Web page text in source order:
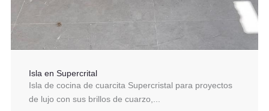
Isla en Supercrital
Isla de cocina de cuarcita Supercristal para proyectos
de lujo con sus brillos de cuarzo,...